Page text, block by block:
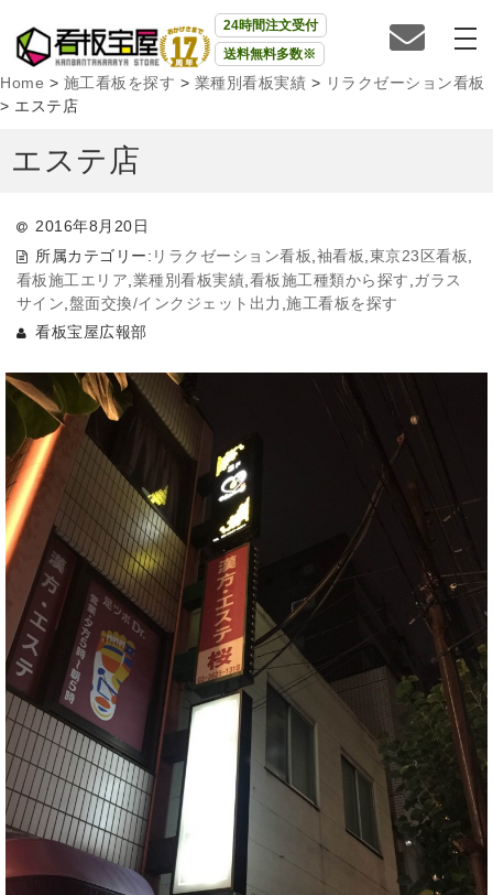
24時間注文受付
送料無料多数※
Home > 施工看板を探す > 業種別看板実績 > リラクゼーション看板
> エステ店
エステ店
2016年8月20日
所属カテゴリー: リラクゼーション看板 袖看板 東京23区看板
看板施工エリア 業種別看板実績 看板施工種類から探す ガラス
サイン 盤面交換/インクジェット出力 ,施工看板を探す
看板宝屋広報部